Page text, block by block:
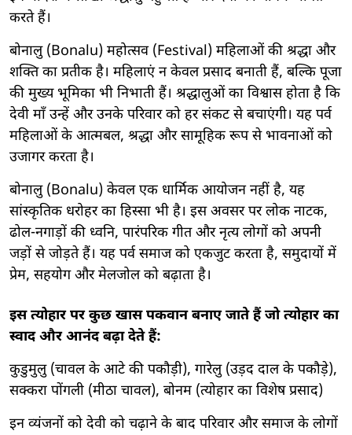
करते हैं।
बोनालु (Bonalu) महोत्सव (Festival) महिलाओं की श्रद्धा और
शक्ति का प्रतीक है। महिलाएं न केवल प्रसाद बनाती हैं, बल्कि पूजा
की मुख्य भूमिका भी निभाती हैं। श्रद्धालुओं का विश्वास होता है कि
देवी माँ उन्हें और उनके परिवार को हर संकट से बचाएंगी। यह पर्व
महिलाओं के आत्मबल, श्रद्धा और सामूहिक रूप से भावनाओं को
उजागर करता है।
बोनालु (Bonalu) केवल एक धार्मिक आयोजन नहीं है, यह
सांस्कृतिक धरोहर का हिस्सा भी है। इस अवसर पर लोक नाटक,
ढोल-नगाड़ों की ध्वनि, पारंपरिक गीत और नृत्य लोगों को अपनी
जड़ों से जोड़ते हैं। यह पर्व समाज को एकजुट करता है, समुदायों में
प्रेम, सहयोग और मेलजोल को बढ़ाता है।
इस त्योहार पर कुछ खास पकवान बनाए जाते हैं जो त्योहार का
स्वाद और आनंद बढ़ा देते हैं:
कुडुमुलु (चावल के आटे की पकौड़ी), गारेलु (उड़द दाल के पकौड़े),
सक्करा पोंगली (मीठा चावल), बोनम (त्योहार का विशेष प्रसाद)
इन व्यंजनों को देवी को चढ़ाने के बाद परिवार और समाज के लोगों